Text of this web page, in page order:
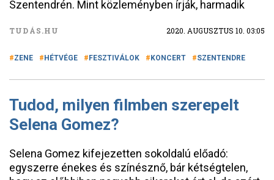
Szentendrén. Mint közleményben írják, harmadik
TUDÁS.HU 2020. AUGUSZTUS 10. 03:05
ZENE HÉTVÉGE FESZTIVÁLOK KONCERT SZENTENDRE
Tudod, milyen filmben szerepelt
Selena Gomez?
Selena Gomez kifejezetten sokoldalú előadó:
egyszerre énekes és színésznő, bár kétségtelen,